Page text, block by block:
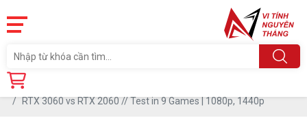
Trang chủ
RTX 3060 vs RTX 2060 // Test in 9 Games | 1080p, 1440p